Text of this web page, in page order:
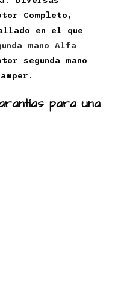
Completo,
en el que
mano Alfa
segunda mano
.
para una